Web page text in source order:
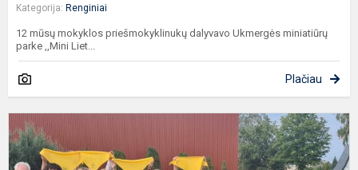
Kategorija: Renginiai
12 mūsų mokyklos priešmokyklinukų dalyvavo Ukmergės miniatiūrų
parke ,,Mini Liet...
Plačiau